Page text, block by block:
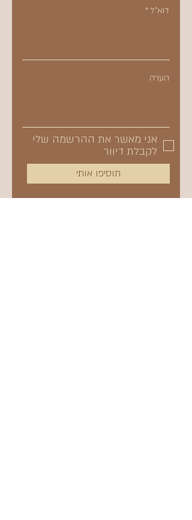
דוא"ל
הערה
אני מאשר את ההרשמה שלי
לקבלת דיוור
תוסיפו אותי